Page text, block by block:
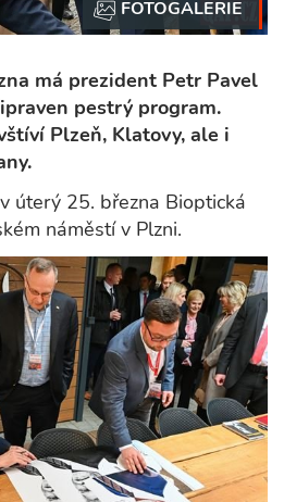
má prezident Petr Pavel
pestrý program.
Plzeň, Klatovy, ale i
úterý 25. března Bioptická
náměstí v Plzni.